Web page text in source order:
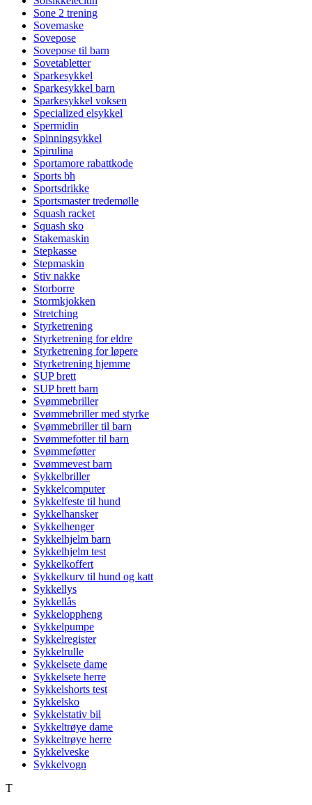
Sone 2 trening
Sovemaske
Sovepose
Sovepose til barn
Sovetabletter
Sparkesykkel
Sparkesykkel barn
Sparkesykkel voksen
Specialized elsykkel
Spermidin
Spinningsykkel
Spirulina
Sportamore rabattkode
Sports bh
Sportsdrikke
Sportsmaster tredemølle
Squash racket
Squash sko
Stakemaskin
Stepkasse
Stepmaskin
Stiv nakke
Storborre
Stormkjokken
Stretching
Styrketrening
Styrketrening for eldre
Styrketrening for løpere
Styrketrening hjemme
SUP brett
SUP brett barn
Svømmebriller
Svømmebriller med styrke
Svømmebriller til barn
Svømmefotter til barn
Svømmeføtter
Svømmevest barn
Sykkelbriller
Sykkelcomputer
Sykkelfeste til hund
Sykkelhansker
Sykkelhenger
Sykkelhjelm barn
Sykkelhjelm test
Sykkelkoffert
Sykkelkurv til hund og katt
Sykkellys
Sykkellås
Sykkeloppheng
Sykkelpumpe
Sykkelregister
Sykkelrulle
Sykkelsete dame
Sykkelsete herre
Sykkelshorts test
Sykkelsko
Sykkelstativ bil
Sykkeltrøye dame
Sykkeltrøye herre
Sykkelveske
Sykkelvogn
T